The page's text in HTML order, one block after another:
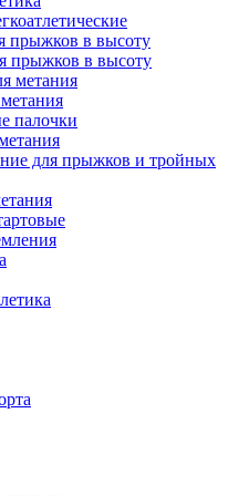
прыжков в высоту
прыжков в высоту
метания
палочки
для прыжков и тройных